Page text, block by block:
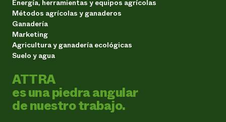
Energía, herramientas y equipos agrícolas
Métodos agrícolas y ganaderos
Ganadería
Marketing
Agricultura y ganadería ecológicas
Suelo y agua
ATTRA
es una piedra angular
de nuestro trabajo.